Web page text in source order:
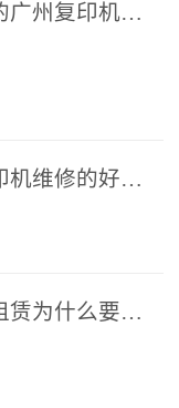
怎样选择好的广州复印机维修公司?
选择广州复印机维修的好处有哪些?
广州复印机租赁为什么要选大平台